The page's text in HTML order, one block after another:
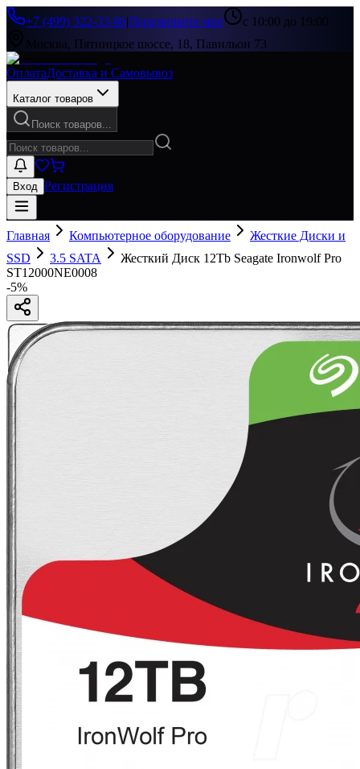
+7 (499) 322-33-86|Перезвоните мне
с 10:00 до 19:00
Москва, Пятницкое шоссе, 18, Павильон 73
ОплатаДоставка и Самовывоз
Каталог товаров
Поиск товаров...
Вход Регистрация
Главная Компьютерное оборудование
Жесткие Диски и
SSD
3.5 SATA
Жесткий Диск 12Tb Seagate Ironwolf Pro
ST12000NE0008
-5%